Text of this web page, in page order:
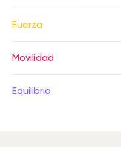
Fuerza
Movilidad
Equilibrio